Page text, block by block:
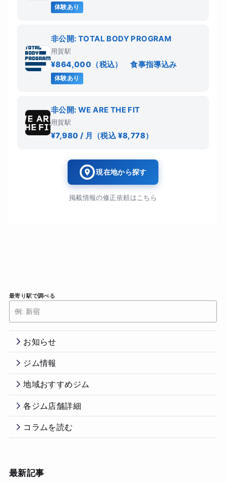
体験あり
非公開: TOTAL BODY PROGRAM
用賀駅
¥864,000（税込） 食事指導込み
体験あり
非公開: WE ARE THE FIT
用賀駅
¥7,980 / 月（税込 ¥8,778）
現在地から探す
掲載情報の修正依頼はこちら
最寄り駅で調べる
お知らせ
ジム情報
地域おすすめジム
各ジム店舗詳細
コラムを読む
最新記事